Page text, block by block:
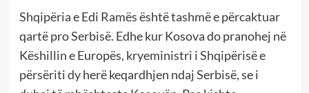
Shqipëria e Edi Ramës është tashmë e përcaktuar
qartë pro Serbisë. Edhe kur Kosova do pranohej në
Këshillin e Europës, kryeministri i Shqipërisë e
përsëriti dy herë keqardhjen ndaj Serbisë, se i